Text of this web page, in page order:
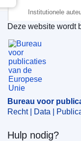
Institutionele
Europese Unie
Onderwerp:
buitenlandse
samenhang
sociale uitsluiting
Bureau voor
Deze website wordt
Bureau voor
Recht | Data |
Hulp nodig?